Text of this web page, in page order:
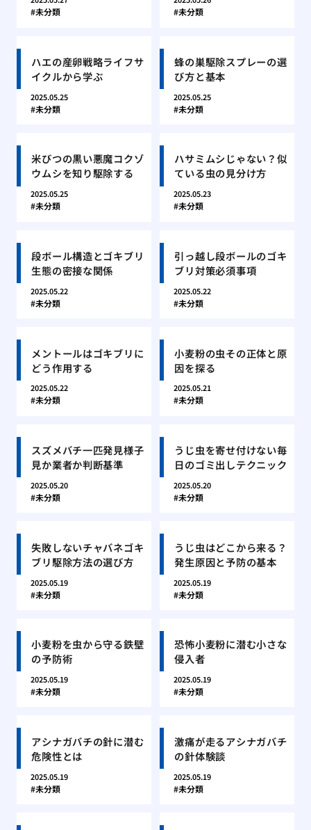
未分類 未分類
ハエの産卵戦略ライフサ
イクルから学ぶ
2025.05.25
未分類
蜂の巣駆除スプレーの選
び方と基本
2025.05.25
未分類
米びつの黒い悪魔コクゾ
ウムシを知り駆除する
2025.05.25
未分類
ハサミムシじゃない？似
ている虫の見分け方
2025.05.23
未分類
段ボール構造とゴキブリ
生態の密接な関係
2025.05.22
未分類
引っ越し段ボールのゴキ
ブリ対策必須事項
2025.05.22
未分類
メントールはゴキブリに
どう作用する
2025.05.22
未分類
小麦粉の虫その正体と原
因を探る
2025.05.21
未分類
スズメバチ一匹発見様子
見か業者か判断基準
2025.05.20
未分類
うじ虫を寄せ付けない毎
日のゴミ出しテクニック
2025.05.20
未分類
失敗しないチャバネゴキ
ブリ駆除方法の選び方
2025.05.19
未分類
うじ虫はどこから来る？
発生原因と予防の基本
2025.05.19
未分類
小麦粉を虫から守る鉄壁
の予防術
2025.05.19
未分類
恐怖小麦粉に潜む小さな
侵入者
2025.05.19
未分類
アシナガバチの針に潜む
危険性とは
2025.05.19
未分類
激痛が走るアシナガバチ
の針体験談
2025.05.19
未分類